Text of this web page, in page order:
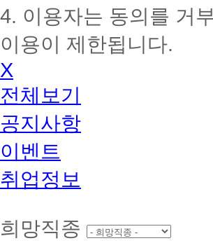
4. 이용자는 동의를 거
이용이 제한됩니다.
X
전체보기
공지사항
이벤트
취업정보
희망직종